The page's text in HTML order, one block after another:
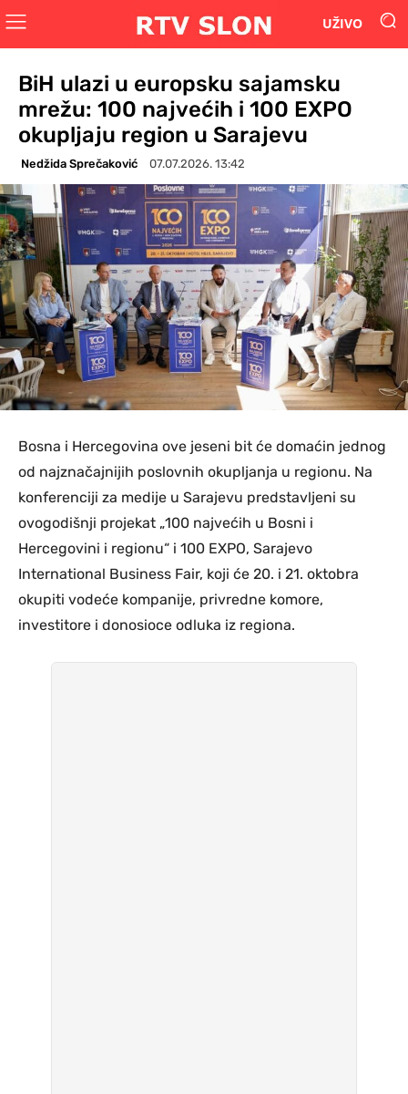
UŽIVO
BiH ulazi u europsku sajamsku
mrežu: 100 najvećih i 100 EXPO
okupljaju region u Sarajevu
Nedžida Sprečaković 07.07.2026. 13:42
Bosna i Hercegovina ove jeseni bit će domaćin jednog
od najznačajnijih poslovnih okupljanja u regionu. Na
konferenciji za medije u Sarajevu predstavljeni su
ovogodišnji projekat „100 najvećih u Bosni i
Hercegovini i regionu“ i 100 EXPO, Sarajevo
International Business Fair, koji će 20. i 21. oktobra
okupiti vodeće kompanije, privredne komore,
investitore i donosioce odluka iz regiona.